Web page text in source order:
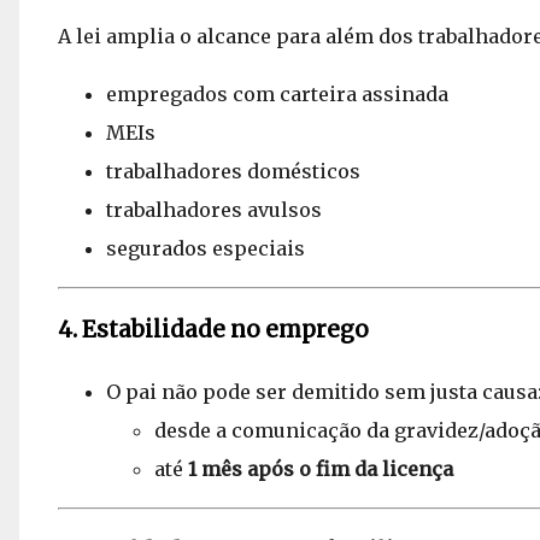
A lei amplia o alcance para além dos
empregados com carteira assinada
MEIs
trabalhadores domésticos
trabalhadores avulsos
segurados especiais
4. Estabilidade no emprego
O pai não pode ser demitido sem justa
desde a comunicação da gravidez/
até 1 mês após o fim da licença